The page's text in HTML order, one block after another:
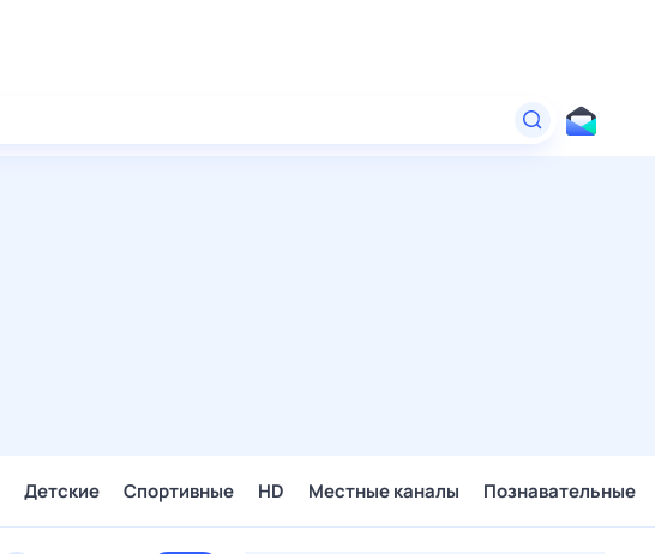
Детские Спортивные HD Местные каналы Познавательные